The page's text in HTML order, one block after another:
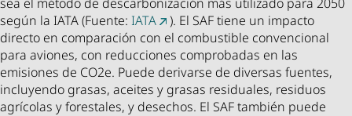
según la IATA (Fuente: IATA ). El SAF tiene un impacto
directo en comparación con el combustible convencional
para aviones, con reducciones comprobadas en las
emisiones de CO2e. Puede derivarse de diversas fuentes,
incluyendo grasas, aceites y grasas residuales, residuos
agrícolas y forestales, y desechos. El SAF también puede